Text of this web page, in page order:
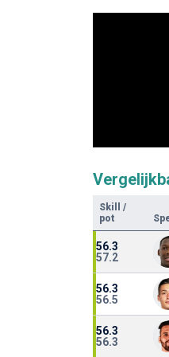
Skill
/
pot
56.3
57.2
56.3
56.5
56.3
56.3